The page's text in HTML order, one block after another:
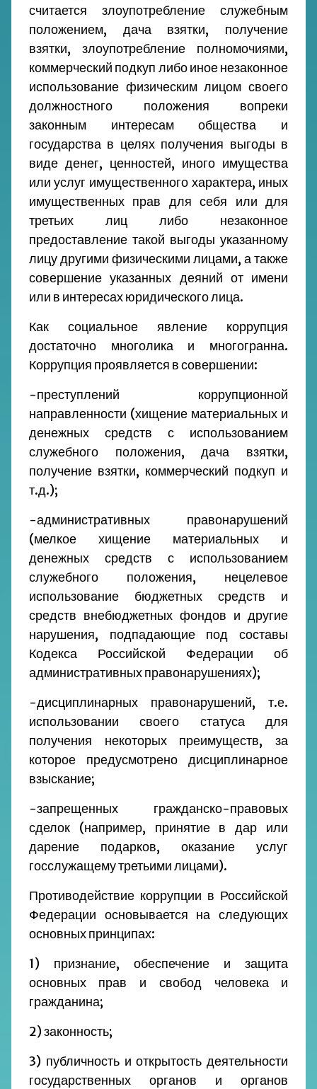
считается злоупотребление служебным
положением, дача взятки, получение
взятки, злоупотребление полномочиями,
коммерческий подкуп либо иное незаконное
использование физическим лицом своего
должностного положения вопреки
законным интересам общества и
государства в целях получения выгоды в
виде денег, ценностей, иного имущества
или услуг имущественного характера, иных
имущественных прав для себя или для
третьих лиц либо незаконное
предоставление такой выгоды указанному
лицу другими физическими лицами, а также
совершение указанных деяний от имени
или в интересах юридического лица.
Как социальное явление коррупция
достаточно многолика и многогранна.
Коррупция проявляется в совершении:
-преступлений коррупционной
направленности (хищение материальных и
денежных средств с использованием
служебного положения, дача взятки,
получение взятки, коммерческий подкуп и
т.д.);
-административных правонарушений
(мелкое хищение материальных и
денежных средств с использованием
служебного положения, нецелевое
использование бюджетных средств и
средств внебюджетных фондов и другие
нарушения, подпадающие под составы
Кодекса Российской Федерации об
административных правонарушениях);
-дисциплинарных правонарушений, т.е.
использовании своего статуса для
получения некоторых преимуществ, за
которое предусмотрено дисциплинарное
взыскание;
-запрещенных гражданско-правовых
сделок (например, принятие в дар или
дарение подарков, оказание услуг
госслужащему третьими лицами).
Противодействие коррупции в Российской
Федерации основывается на следующих
основных принципах:
1) признание, обеспечение и защита
основных прав и свобод человека и
гражданина;
2) законность;
3) публичность и открытость деятельности
государственных органов и органов